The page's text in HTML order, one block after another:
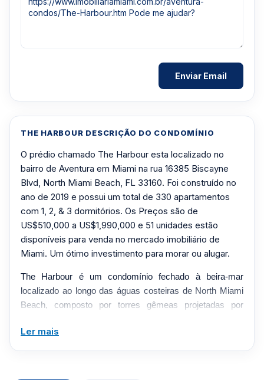
THE HARBOUR DESCRIÇÃO DO CONDOMÍNIO
O prédio chamado The Harbour esta localizado no
bairro de Aventura em Miami na rua 16385 Biscayne
Blvd, North Miami Beach, FL 33160. Foi construído no
ano de 2019 e possui um total de 330 apartamentos
com 1, 2, & 3 dormitórios. Os Preços são de
US$510,000 a US$1,990,000 e 51 unidades estão
disponíveis para venda no mercado imobiliário de
Miami. Um ótimo investimento para morar ou alugar.
The Harbour é um condomínio fechado à beira-mar
localizado ao longo das águas costeiras de North Miami
Beach, composto por torres gêmeas projetadas por
Concluído por volta de 2018-2019, o empreendimento
Ler mais